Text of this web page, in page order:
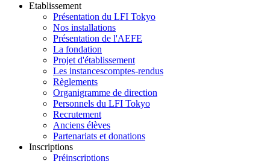
Etablissement
Présentation du LFI Tokyo
Nos installations
Présentation de l'AEFE
La fondation
Projet d'établissement
Les instancescomptes-rendus
Règlements
Organigramme de direction
Personnels du LFI Tokyo
Recrutement
Anciens élèves
Partenariats et donations
Inscriptions
Préinscriptions